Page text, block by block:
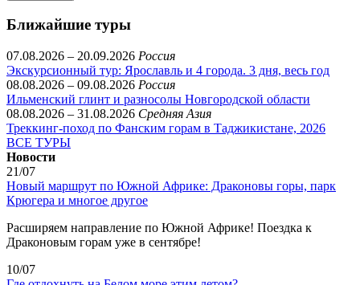
Ближайшие туры
07.08.2026 – 20.09.2026 Россия
Экскурсионный тур: Ярославль и 4 города. 3 дня, весь год
08.08.2026 – 09.08.2026 Россия
Ильменский глинт и разносолы Новгородской области
08.08.2026 – 31.08.2026 Средняя Азия
Треккинг-поход по Фанским горам в Таджикистане, 2026
ВСЕ ТУРЫ
Новости
21/07
Новый маршрут по Южной Африке: Драконовы горы, парк
Крюгера и многое другое
Расширяем направление по Южной Африке! Поездка к
Драконовым горам уже в сентябре!
10/07